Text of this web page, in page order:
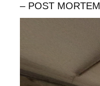
– POST MORTEM